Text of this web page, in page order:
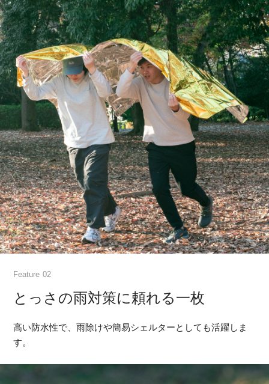
Feature
とっさの雨対策に頼れる一枚
高い防水性で、雨除けや簡易シェルターとしても活躍しま
す。